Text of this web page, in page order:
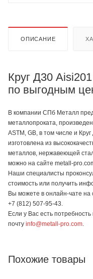
ОПИСАНИЕ
Круг Д30
по выгодным
В компании СПб Металл
металлопроката,
ASTM, GB, в том числе и
изготовлена из
металлов, нержавеющей
можно на сайте metall-
Наши специалисты
стоимость или получить
Вы можете в онлайн-чате на
+7 (812) 507-95-43.
Если у Вас есть
почту info@metall-pro.com
Похожие товары